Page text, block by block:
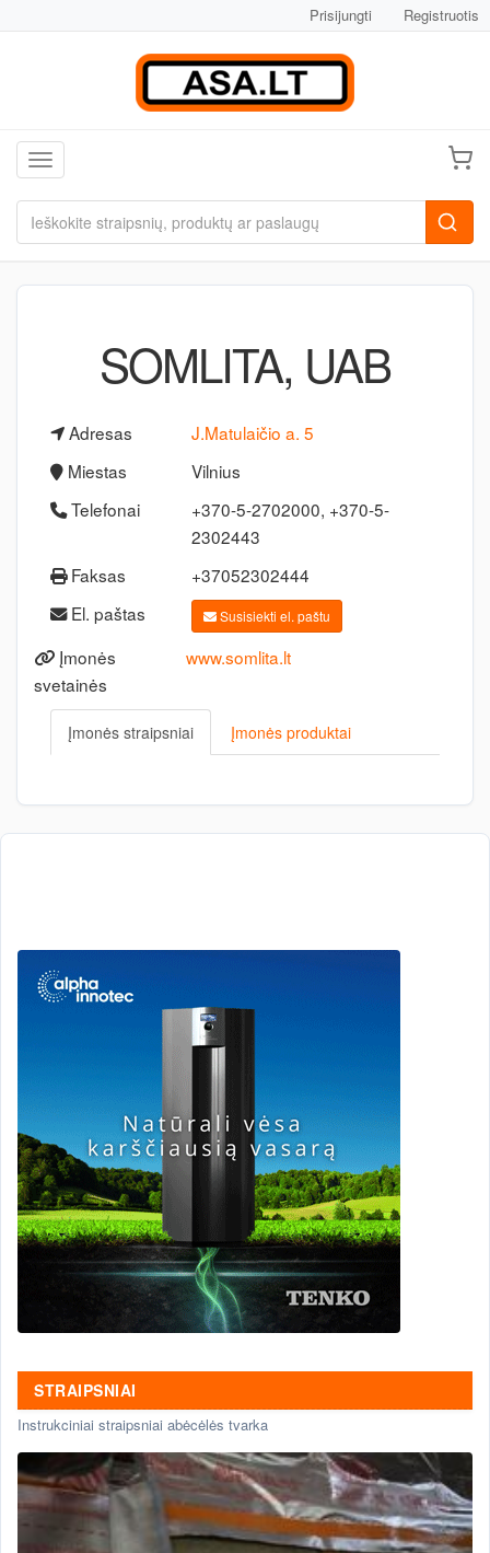
Prisijungti Registruotis
Toggle navigation
SOMLITA, UAB
Adresas
J.Matulaičio a. 5
Miestas
Vilnius
Telefonai
+370-5-2702000, +370-5-
2302443
Faksas
+37052302444
El. paštas
Susisiekti el. paštu
Įmonės
svetainės
www.somlita.lt
Įmonės straipsniai Įmonės produktai
STRAIPSNIAI
Instrukciniai straipsniai abėcėlės tvarka